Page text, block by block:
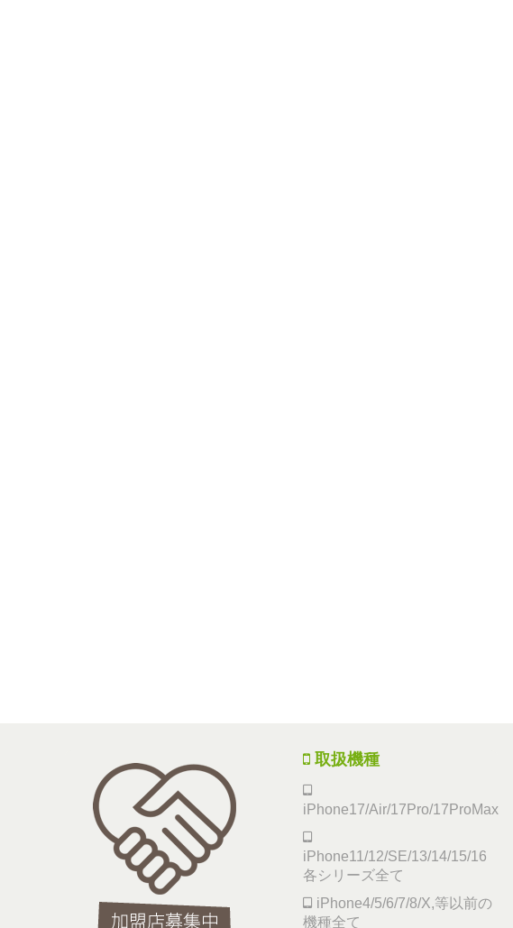
取扱機種
iPhone17/Air/17Pro/17ProMax
iPhone11/12/SE/13/14/15/16
各シリーズ全て
iPhone4/5/6/7/8/X,等以前の
機種全て